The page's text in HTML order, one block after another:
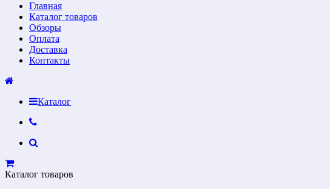
Главная
Каталог товаров
Обзоры
Оплата
Доставка
Контакты
Каталог
Каталог товаров